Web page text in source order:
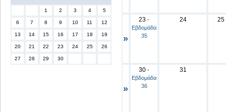
1 2 3 4 5
6 7 8 9 10 11 12
13 14 15 16 17 18 19
20 21 22 23 24 25 26
27 28 29 30
»
23 -
Εβδομάδα
35
24 25
»
30 -
Εβδομάδα
36
31